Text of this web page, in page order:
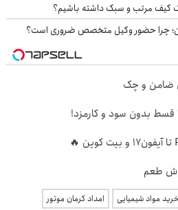
کیف مرتب و سبک داشته باشیم؟
چرا حضور وکیل متخصص ضروری است؟
طعم
مواد شیمیایی امداد کرمان موتور